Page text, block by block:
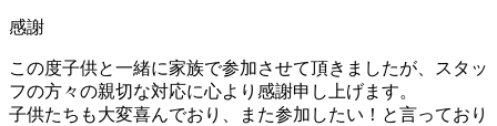
感謝
この度子供と一緒に家族で参加させて頂きましたが、スタッ
フの方々の親切な対応に心より感謝申し上げます。
子供たちも大変喜んでおり、また参加したい！と言っており